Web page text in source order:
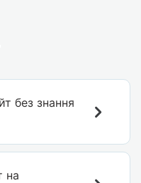
без знання
на